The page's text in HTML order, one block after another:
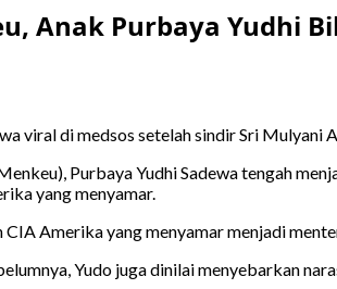
Anak Purbaya Yudhi
viral di medsos setelah sindir Sri
Purbaya Yudhi Sadewa tengah
yang menyamar.
CIA Amerika yang menyamar menjadi
Yudo juga dinilai menyebarkan